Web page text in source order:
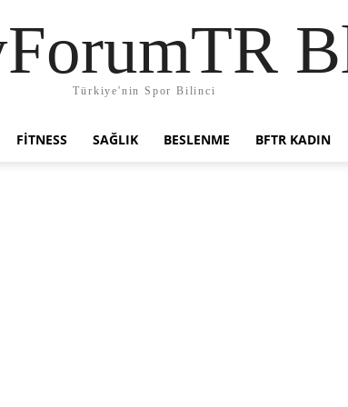
Türkiye'nin Spor Bilinci
FITNESS SAĞLIK BESLENME BFTR KADIN